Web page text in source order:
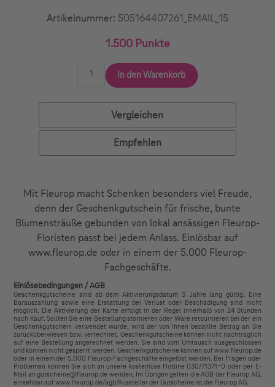
Artikelnummer: 505164407261_EMAIL_15
1.500 Punkte
In den Warenkorb
Vergleichen
Empfehlen
Mit Fleurop macht Schenken besonders viel Freude,
denn der Geschenkgutschein für frische, bunte
Blumensträuße gebunden von lokal ansässigen Fleurop-
Floristen passt bei jedem Anlass. Einlösbar auf
www.fleurop.de oder in einem der 5.000 Fleurop-
Fachgeschäfte.
Einlösebedingungen / AGB
Geschenkgutscheine sind ab dem Aktivierungsdatum 3 Jahre lang gültig. Eine
Barauszahlung sowie eine Erstattung bei Verlust oder Beschädigung sind nicht
möglich. Die Aktivierung der Karte erfolgt in der Regel innerhalb von 24 Stunden
nach Kauf. Sollten Sie eine Bestellung stornieren oder Ware retournieren bei der ein
Geschenkgutschein verwendet wurde, wird der von Ihnen bezahlte Betrag an Sie
zurücküberwiesen bzw. verrechnet. Geschenkgutscheine können nicht nachträglich
auf eine Bestellung angerechnet werden. Sie sind vom Umtausch ausgeschlossen
und können nicht gesperrt werden. Geschenkgutscheine können auf www.fleurop.de
oder in einem der 5.000 Fleurop-Fachgeschäfte eingelöst werden. Bei Fragen oder
Problemen können Sie sich an unsere kostenlose Hotline 030/71371-0 oder per E-
Mail an gutscheine@fleurop.de wenden. Im Übrigen gelten die AGB der Fleurop AG,
einsehbar auf www.fleurop.de/agb/Aussteller der Gutscheine ist die Fleurop AG.